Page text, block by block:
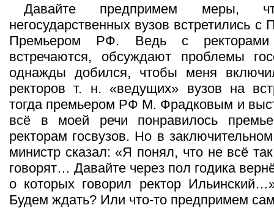
Давайте предпримем меры,
негосударственных вузов встретились с
Премьером РФ. Ведь с ректорами
встречаются, обсуждают проблемы
однажды добился, чтобы меня
ректоров т. н. «ведущих» вузов на
тогда премьером РФ М. Фрадковым и
всё в моей речи понравилось
ректорам госвузов. Но в
министр сказал: «Я понял, что не всё
говорят… Давайте через пол годика
о которых говорил ректор
Будем ждать? Или что-то предпримем